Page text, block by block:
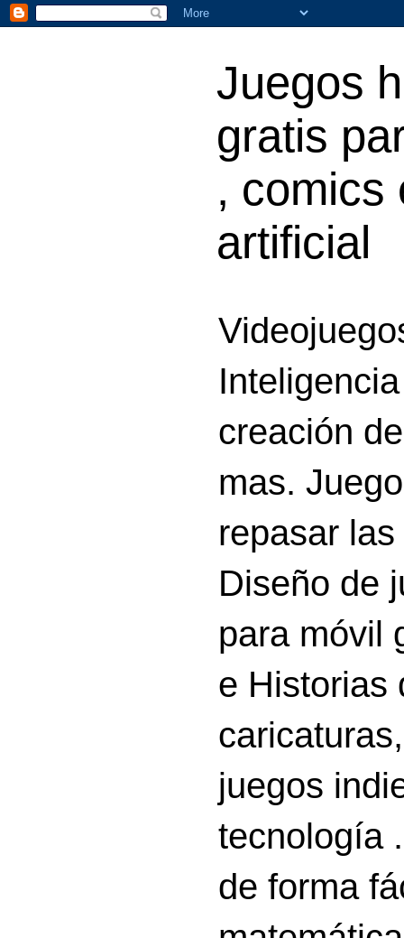
Juegos
gratis
, comics
artificial
creación
mas.
repasar
Diseño de
para móvil
e Historias
juegos
tecnología
de forma